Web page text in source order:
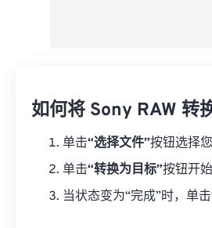
如何将 Sony RAW 转
单击“选择文件”按钮选择
单击“转换为目标”按钮开始
当状态变为“完成”时，单击